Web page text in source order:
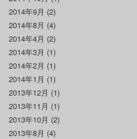
2014年9月 (2)
2014年8月 (4)
2014年4月 (2)
2014年3月 (1)
2014年2月 (1)
2014年1月 (1)
2013年12月 (1)
2013年11月 (1)
2013年10月 (2)
2013年8月 (4)